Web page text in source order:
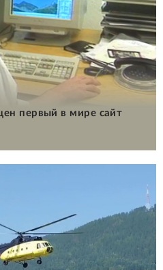
первый в мире сайт